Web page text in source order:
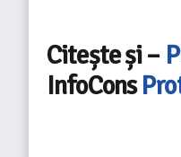
Citește și –
InfoCons